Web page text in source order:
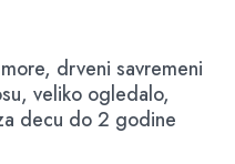
drveni savremeni
veliko ogledalo,
decu do 2 godine